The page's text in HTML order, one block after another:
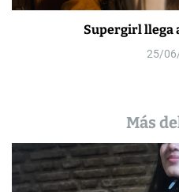
Supergirl llega
25/
Más